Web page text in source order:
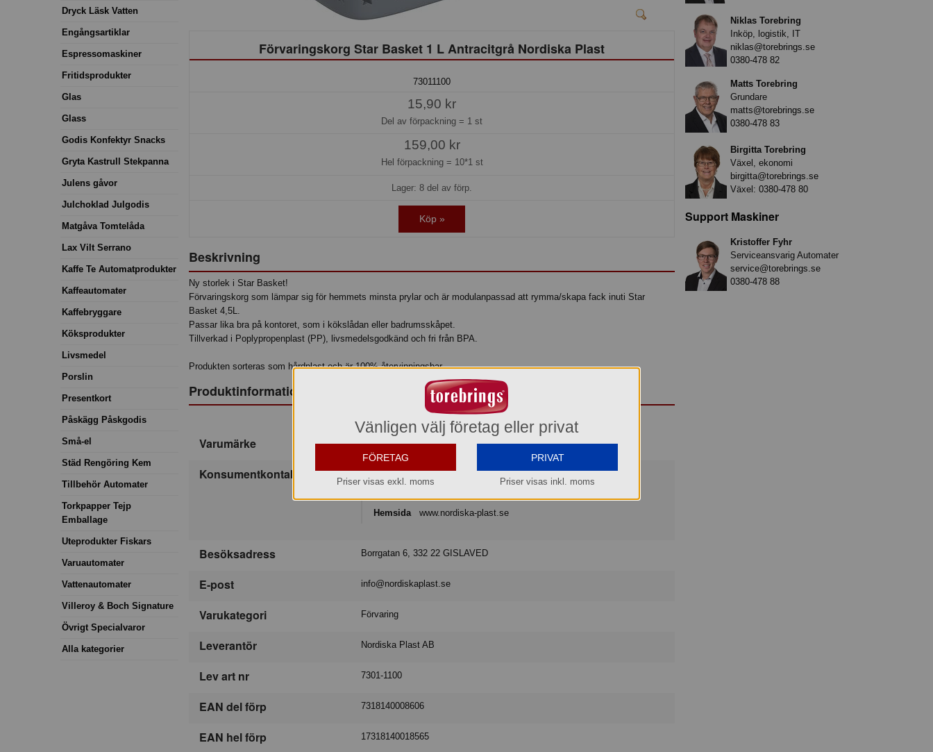
Dryck Läsk Vatten
Engångsartiklar
Espressomaskiner
Fritidsprodukter
Glas
Glass
Godis Konfektyr Snacks
Gryta Kastrull Stekpanna
Julens gåvor
Julchoklad Julgodis
Matgåva Tomtelåda
Lax Vilt Serrano
Kaffe Te Automatprodukter
Kaffeautomater
Kaffebryggare
Köksprodukter
Livsmedel
Porslin
Presentkort
Påskägg Påskgodis
Små-el
Städ Rengöring Kem
Tillbehör Automater
Torkpapper Tejp
Emballage
Uteprodukter Fiskars
Varuautomater
Vattenautomater
Villeroy & Boch Signature
Övrigt Specialvaror
Alla kategorier
Förvaringskorg Star Basket 1 L Antracitgrå Nordiska Plast
73011100
15,90 kr
Del av förpackning = 1 st
159,00 kr
Hel förpackning = 10*1 st
Lager: 8 del av förp.
Köp »
Beskrivning
Ny storlek i Star Basket!
Förvaringskorg som lämpar sig för hemmets minsta prylar och är modulanpassad att rymma/skapa fack inuti Star
Basket 4,5L.
Passar lika bra på kontoret, som i kökslådan eller badrumsskåpet.
Tillverkad i Poplypropenplast (PP), livsmedelsgodkänd och fri från BPA.
Produkten sorteras som hårdplast och är 100% återvinningsbar.
Produktinformation
Varumärke Nordiska Plast
Konsumentkontakt
Nordiska Plast AB
Hemsida
www.nordiska-plast.se
Besöksadress Borrgatan 6, 332 22 GISLAVED
E-post info@nordiskaplast.se
Varukategori Förvaring
Leverantör Nordiska Plast AB
Lev art nr 7301-1100
EAN del förp 7318140008606
EAN hel förp 17318140018565
Niklas Torebring
Inköp, logistik, IT
niklas@torebrings.se
0380-478 82
Matts Torebring
Grundare
matts@torebrings.se
0380-478 83
Birgitta Torebring
Växel, ekonomi
birgitta@torebrings.se
Växel: 0380-478 80
Support Maskiner
Kristoffer Fyhr
Serviceansvarig Automater
service@torebrings.se
0380-478 88
Vänligen välj företag eller privat
FÖRETAG
Priser visas exkl. moms
PRIVAT
Priser visas inkl. moms